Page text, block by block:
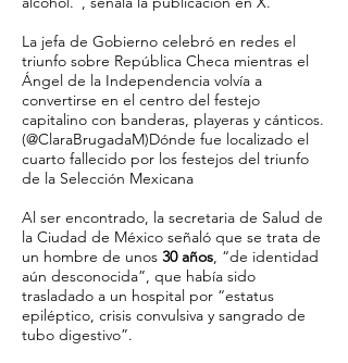
La jefa de Gobierno celebró en redes el
triunfo sobre República Checa mientras el
Ángel de la Independencia volvía a
convertirse en el centro del festejo
capitalino con banderas, playeras y cánticos.
(@ClaraBrugadaM)Dónde fue localizado el
cuarto fallecido por los festejos del triunfo
de la Selección Mexicana
Al ser encontrado, la secretaria de Salud de
la Ciudad de México señaló que se trata de
un hombre de unos 30 años, “de identidad
aún desconocida”, que había sido
trasladado a un hospital por “estatus
epiléptico, crisis convulsiva y sangrado de
tubo digestivo”.